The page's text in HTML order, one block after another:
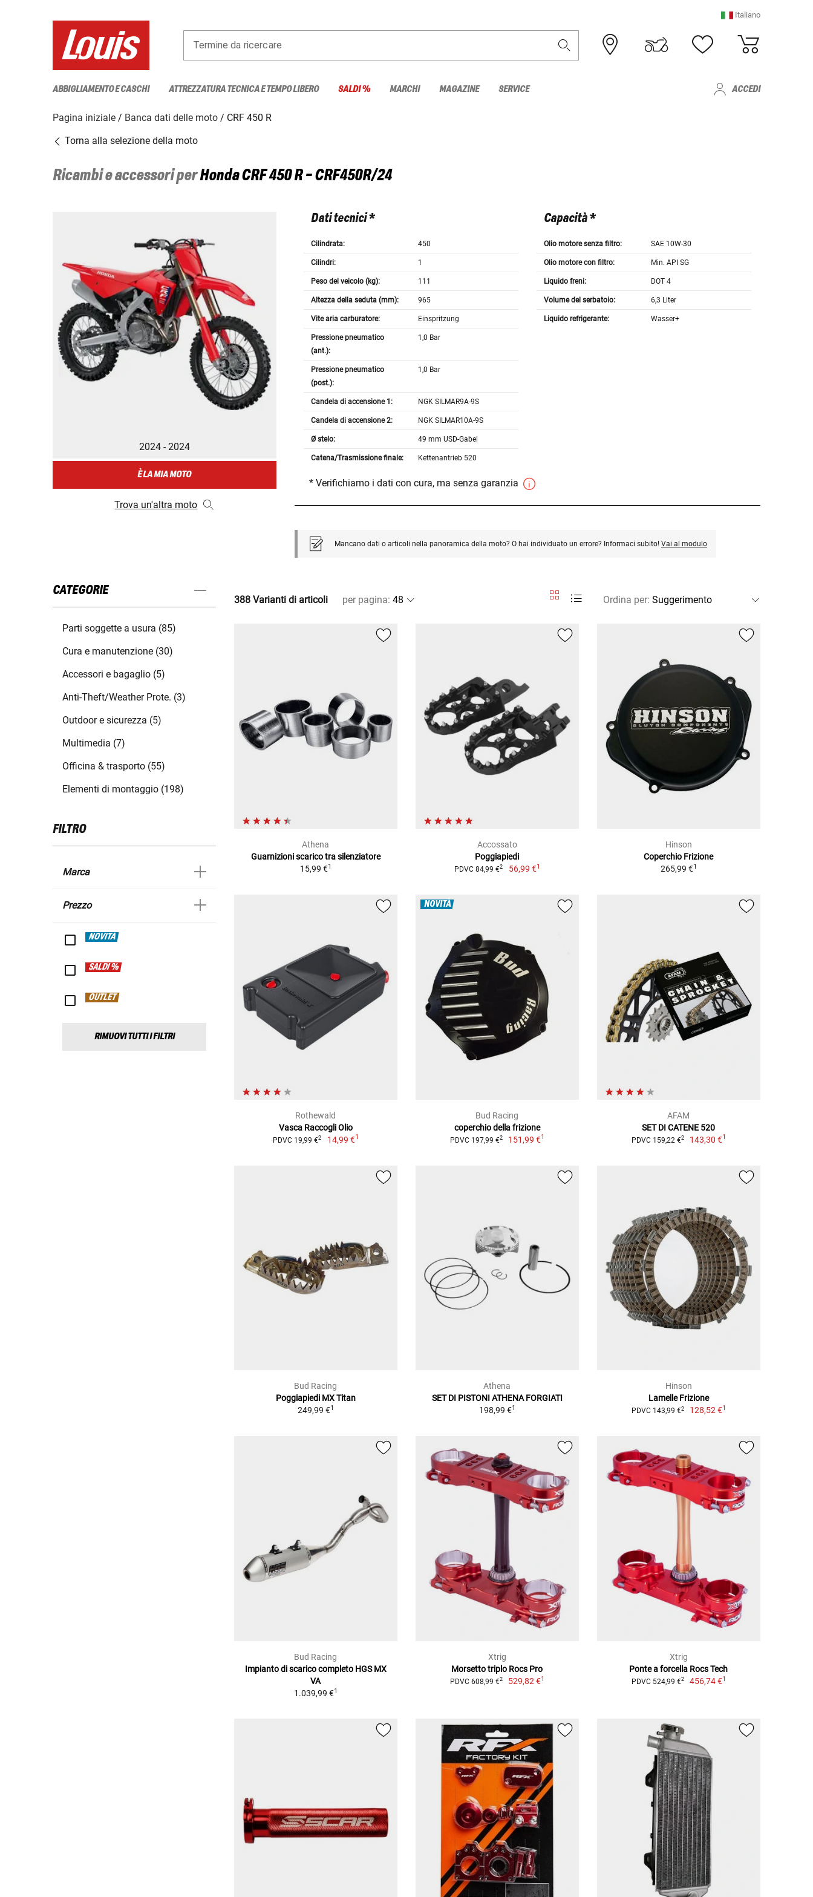
Italiano
Termine da ricercare
ABBIGLIAMENTO E CASCHI ATTREZZATURA TECNICA E TEMPO LIBERO SALDI % MARCHI MAGAZINE SERVICE ACCEDI
Pagina iniziale Banca dati delle moto
CRF 450 R
Torna alla selezione della moto
Ricambi e accessori perHondaCRF 450 R - CRF450R/24
2024 - 2024
È LA MIA MOTO
Trova un'altra moto
Dati tecnici *
Cilindrata: 450
Cilindri: 1
Peso del veicolo (kg): 111
Altezza della seduta (mm): 965
Vite aria carburatore: Einspritzung
Pressione pneumatico
(ant.):
1,0 Bar
Pressione pneumatico
(post.):
1,0 Bar
Candela di accensione 1: NGK SILMAR9A-9S
Candela di accensione 2: NGK SILMAR10A-9S
Ø stelo: 49 mm USD-Gabel
Catena/Trasmissione finale: Kettenantrieb 520
Capacità *
Olio motore senza filtro: SAE 10W-30
Olio motore con filtro: Min. API SG
Liquido freni: DOT 4
Volume del serbatoio: 6,3 Liter
Liquido refrigerante: Wasser+
* Verifichiamo i dati con cura, ma senza garanzia
Mancano dati o articoli nella panoramica della moto? O hai individuato un errore? Informaci subito! Vai al modulo
CATEGORIE
Parti soggette a usura (85)
Cura e manutenzione (30)
Accessori e bagaglio (5)
Anti-Theft/Weather Prote. (3)
Outdoor e sicurezza (5)
Multimedia (7)
Officina & trasporto (55)
Elementi di montaggio (198)
FILTRO
Marca
Prezzo
NOVITÀ
SALDI %
OUTLET
RIMUOVI TUTTI I FILTRI
388 Varianti di articoli per pagina: Ordina per:
Athena
Guarnizioni scarico tra silenziatore
15,99 €1
Accossato
Poggiapiedi
PDVC 84,99 €2 56,99 €1
Hinson
Coperchio Frizione
265,99 €1
Rothewald
Vasca Raccogli Olio
PDVC 19,99 €2 14,99 €1
NOVITÀ
Bud Racing
coperchio della frizione
PDVC 197,99 €2 151,99 €1
AFAM
SET DI CATENE 520
PDVC 159,22 €2 143,30 €1
Bud Racing
Poggiapiedi MX Titan
249,99 €1
Athena
SET DI PISTONI ATHENA FORGIATI
198,99 €1
Hinson
Lamelle Frizione
PDVC 143,99 €2 128,52 €1
Bud Racing
Impianto di scarico completo HGS MX
VA
1.039,99 €1
Xtrig
Morsetto triplo Rocs Pro
PDVC 608,99 €2 529,82 €1
Xtrig
Ponte a forcella Rocs Tech
PDVC 524,99 €2 456,74 €1